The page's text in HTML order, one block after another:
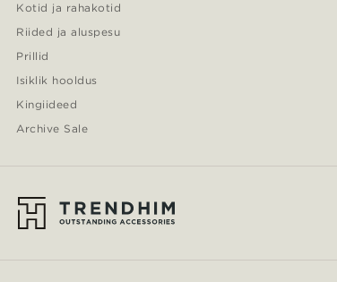
Kotid ja rahakotid
Riided ja aluspesu
Prillid
Isiklik hooldus
Kingiideed
Archive Sale